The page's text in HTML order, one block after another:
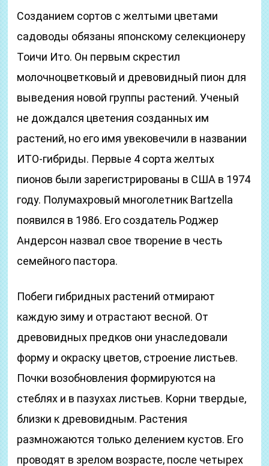
Созданием сортов с желтыми цветами
садоводы обязаны японскому селекционеру
Тоичи Ито. Он первым скрестил
молочноцветковый и древовидный пион для
выведения новой группы растений. Ученый
не дождался цветения созданных им
растений, но его имя увековечили в названии
ИТО-гибриды. Первые 4 сорта желтых
пионов были зарегистрированы в США в 1974
году. Полумахровый многолетник Bartzella
появился в 1986. Его создатель Роджер
Андерсон назвал свое творение в честь
семейного пастора.
Побеги гибридных растений отмирают
каждую зиму и отрастают весной. От
древовидных предков они унаследовали
форму и окраску цветов, строение листьев.
Почки возобновления формируются на
стеблях и в пазухах листьев. Корни твердые,
близки к древовидным. Растения
размножаются только делением кустов. Его
проводят в зрелом возрасте, после четырех